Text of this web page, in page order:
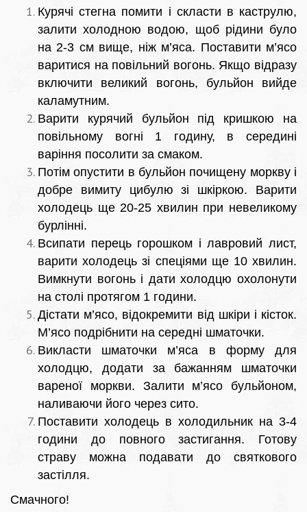
Курячі стегна помити і скласти в каструлю,
залити холодною водою, щоб рідини було
на 2-3 см вище, ніж м’яса. Поставити м’ясо
варитися на повільний вогонь. Якщо відразу
включити великий вогонь, бульйон вийде
каламутним.
Варити курячий бульйон під кришкою на
повільному вогні 1 годину, в середині
варіння посолити за смаком.
Потім опустити в бульйон почищену моркву і
добре вимиту цибулю зі шкіркою. Варити
холодець ще 20-25 хвилин при невеликому
бурлінні.
Всипати перець горошком і лавровий лист,
варити холодець зі спеціями ще 10 хвилин.
Вимкнути вогонь і дати холодцю охолонути
на столі протягом 1 години.
Дістати м’ясо, відокремити від шкіри і кісток.
М’ясо подрібнити на середні шматочки.
Викласти шматочки м’яса в форму для
холодцю, додати за бажанням шматочки
вареної моркви. Залити м’ясо бульйоном,
наливаючи його через сито.
Поставити холодець в холодильник на 3-4
години до повного застигання. Готову
страву можна подавати до святкового
застілля.
Смачного!